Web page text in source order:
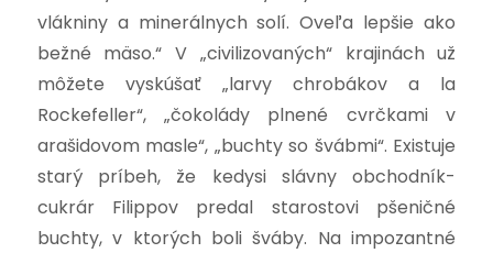
vlákniny a minerálnych solí. Oveľa lepšie ako
bežné mäso.“ V „civilizovaných“ krajinách už
môžete vyskúšať „larvy chrobákov a la
Rockefeller“, „čokolády plnené cvrčkami v
arašidovom masle“, „buchty so švábmi“. Existuje
starý príbeh, že kedysi slávny obchodník-
cukrár Filippov predal starostovi pšeničné
buchty, v ktorých boli šváby. Na impozantné